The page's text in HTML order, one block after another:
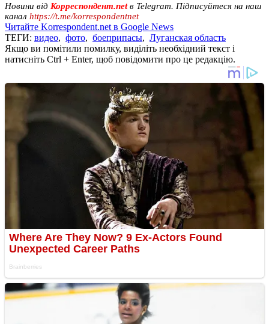
Новини від Корреспондент.netв Telegram. Підписуйтеся на наш
канал https://t.me/korrespondentnet
Читайте Korrespondent.net в Google News
ТЕГИ: видео, фото, боеприпасы, Луганская область
Якщо ви помітили помилку, виділіть необхідний текст і
натисніть Ctrl + Enter, щоб повідомити про це редакцію.